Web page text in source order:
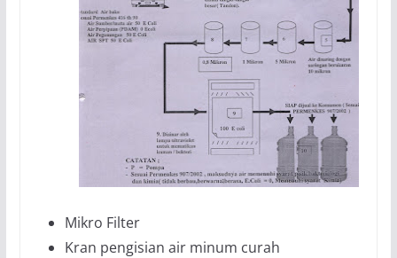
Mikro Filter
Kran pengisian air minum curah